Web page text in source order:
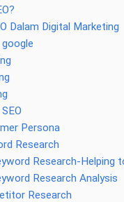
Dalam Digital Marketing
google
Persona
Research
Research-Helping
Research Analysis
Research